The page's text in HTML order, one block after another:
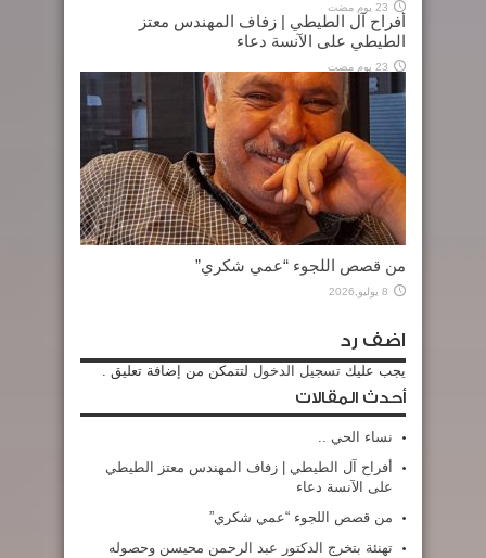
23 يوم مضت
أفراح آل الطيطي | زفاف المهندس معتز
الطيطي على الآنسة دعاء
23 يوم مضت
من قصص اللجوء “عمي شكري”
8 يوليو,2026
اضف رد
يجب عليك تسجيل الدخول لتتمكن من إضافة تعليق .
أحدث المقالات
نساء الحي ..
أفراح آل الطيطي | زفاف المهندس معتز الطيطي
على الآنسة دعاء
من قصص اللجوء “عمي شكري”
تهنئة بتخرج الدكتور عبد الرحمن محيسن وحصوله